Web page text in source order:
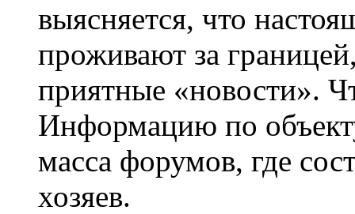
выясняется, что
проживают за
приятные «новости».
Информацию по
масса форумов, где
хозяев.